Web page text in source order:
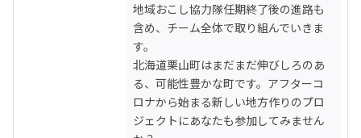
地域おこし協力隊任期終了後の進路も
含め、チーム全体で取り組んでいきま
す。
北海道栗山町はまだまだ伸びしろのあ
る、可能性豊かな町です。アフターコ
ロナから始まる新しい地方作りのプロ
ジェクトにあなたも参加してみません